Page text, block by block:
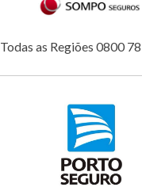
Todas as Regiões 0800